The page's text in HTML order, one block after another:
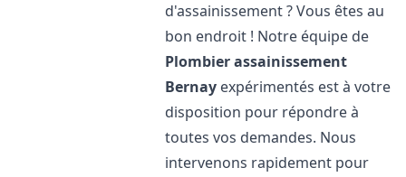
d'assainissement ? Vous êtes au
bon endroit ! Notre équipe de
Plombier assainissement
Bernay expérimentés est à votre
disposition pour répondre à
toutes vos demandes. Nous
intervenons rapidement pour